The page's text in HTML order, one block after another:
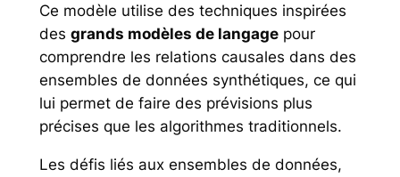
Ce modèle utilise des techniques inspirées
des grands modèles de langagepour
comprendre les relations causales dans des
ensembles de données synthétiques, ce qui
lui permet de faire des prévisions plus
précises que les algorithmes traditionnels.
Les défis liés aux ensembles de données,